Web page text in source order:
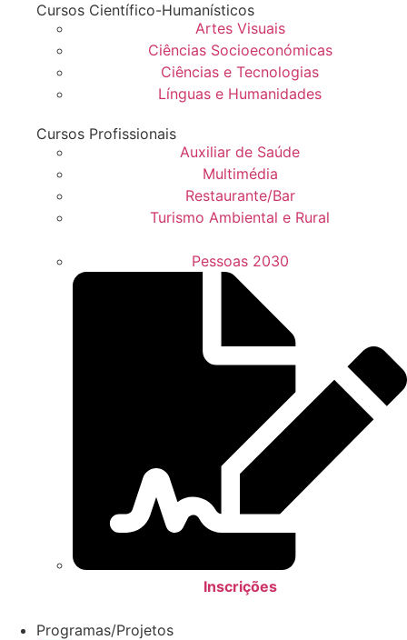
Cursos Científico-Humanísticos
Artes Visuais
Ciências Socioeconómicas
Ciências e Tecnologias
Línguas e Humanidades
Cursos Profissionais
Auxiliar de Saúde
Multimédia
Restaurante/Bar
Turismo Ambiental e Rural
Pessoas 2030
Inscrições
Programas/Projetos